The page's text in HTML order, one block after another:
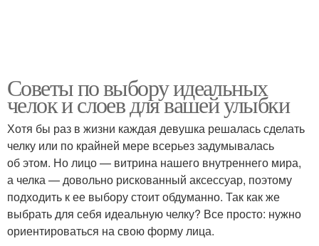
Советы по выбору идеальных
челок и слоев для вашей улыбки
Хотя бы раз в жизни каждая девушка решалась сделать
челку или по крайней мере всерьез задумывалась
об этом. Но лицо — витрина нашего внутреннего мира,
а челка — довольно рискованный аксессуар, поэтому
подходить к ее выбору стоит обдуманно. Так как же
выбрать для себя идеальную челку? Все просто: нужно
ориентироваться на свою форму лица.